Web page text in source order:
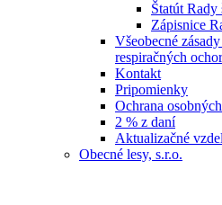
Štatút Rady
Zápisnice
Všeobecné
respiračných
Kontakt
Pripomienky
Ochrana
2 % z daní
Aktualizačné
Obecné lesy, s.r.o.